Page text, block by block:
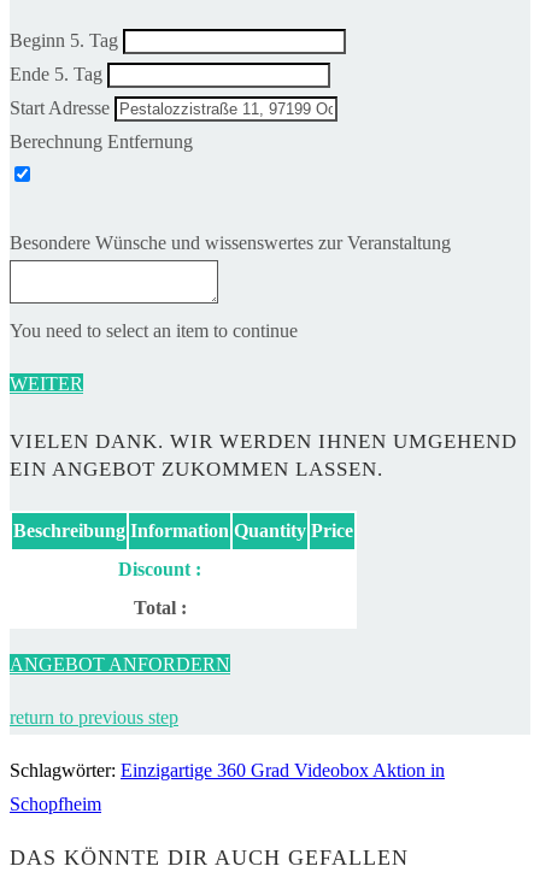
Beginn 5. Tag
Ende 5. Tag
Start Adresse
Berechnung Entfernung
Besondere Wünsche und wissenswertes zur Veranstaltung
You need to select an item to continue
WEITER
VIELEN DANK. WIR WERDEN IHNEN UMGEHEND
EIN ANGEBOT ZUKOMMEN LASSEN.
Beschreibung Information Quantity Price
Discount :
Total :
ANGEBOT ANFORDERN
return to previous step
Schlagwörter: Einzigartige 360 Grad Videobox Aktion in
Schopfheim
DAS KÖNNTE DIR AUCH GEFALLEN